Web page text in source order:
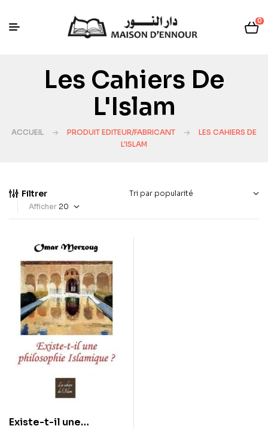
0
Les Cahiers De
L'Islam
ACCUEIL PRODUIT EDITEUR/FABRICANT
LES CAHIERS DE
L'ISLAM
Filtrer
Afficher
Existe-t-il une